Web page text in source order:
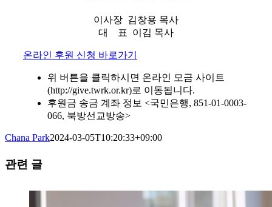
이사장 김창용 목사
대 표 이김 목사
온라인 후원 신청 바로가기
위 버튼을 클릭하시면 온라인 모금 사이트
(http://give.twrk.or.kr)로 이동됩니다.
후원금 송금 계좌 정보 <국민은행, 851-01-0003-
066, 북방선교방송>
Chana Park2024-03-05T10:20:33+09:00
관련 글